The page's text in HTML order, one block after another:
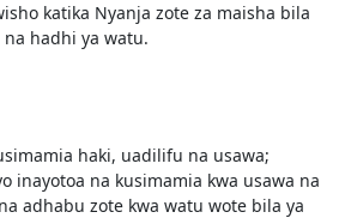
katika Nyanja zote za maisha bila
hadhi ya watu.
haki, uadilifu na usawa;
inayotoa na kusimamia kwa usawa na
adhabu zote kwa watu wote bila ya